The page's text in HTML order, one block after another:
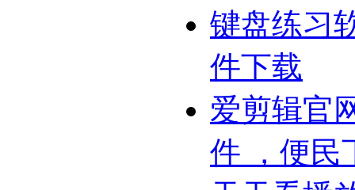
键盘练习
件下载
爱剪辑官
件 ，便民